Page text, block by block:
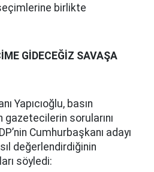
birlikte
GİDECEĞİZ SAVAŞA
Yapıcıoğlu, basın
gazetecilerin sorularını
Cumhurbaşkanı adayı
değerlendirdiğinin
söyledi: